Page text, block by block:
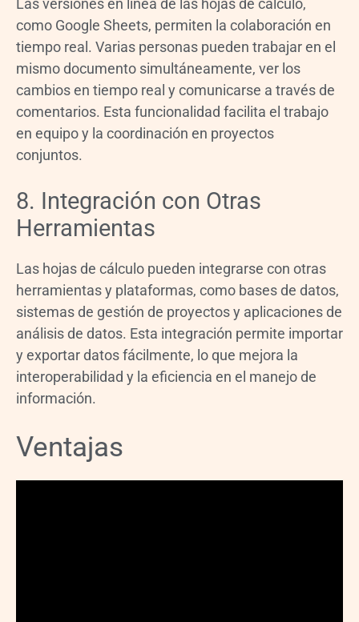
Las versiones en línea de las hojas de cálculo,
como Google Sheets, permiten la colaboración en
tiempo real. Varias personas pueden trabajar en el
mismo documento simultáneamente, ver los
cambios en tiempo real y comunicarse a través de
comentarios. Esta funcionalidad facilita el trabajo
en equipo y la coordinación en proyectos
conjuntos.
8. Integración con Otras
Herramientas
Las hojas de cálculo pueden integrarse con otras
herramientas y plataformas, como bases de datos,
sistemas de gestión de proyectos y aplicaciones de
análisis de datos. Esta integración permite importar
y exportar datos fácilmente, lo que mejora la
interoperabilidad y la eficiencia en el manejo de
información.
Ventajas